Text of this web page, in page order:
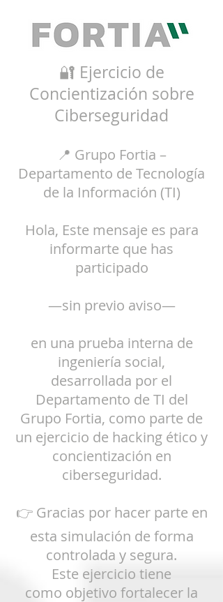
🔐 Ejercicio de
Concientización sobre
Ciberseguridad
📍 Grupo Fortia –
Departamento de Tecnología
de la Información (TI)
Hola, Este mensaje es para
informarte que has
participado
—sin previo aviso—
en una prueba interna de
ingeniería social,
desarrollada por el
Departamento de TI del
Grupo Fortia, como parte de
un ejercicio de hacking ético y
concientización en
ciberseguridad.
👉 Gracias por hacer parte en
esta simulación de forma
controlada y segura.
Este ejercicio tiene
como objetivo fortalecer la